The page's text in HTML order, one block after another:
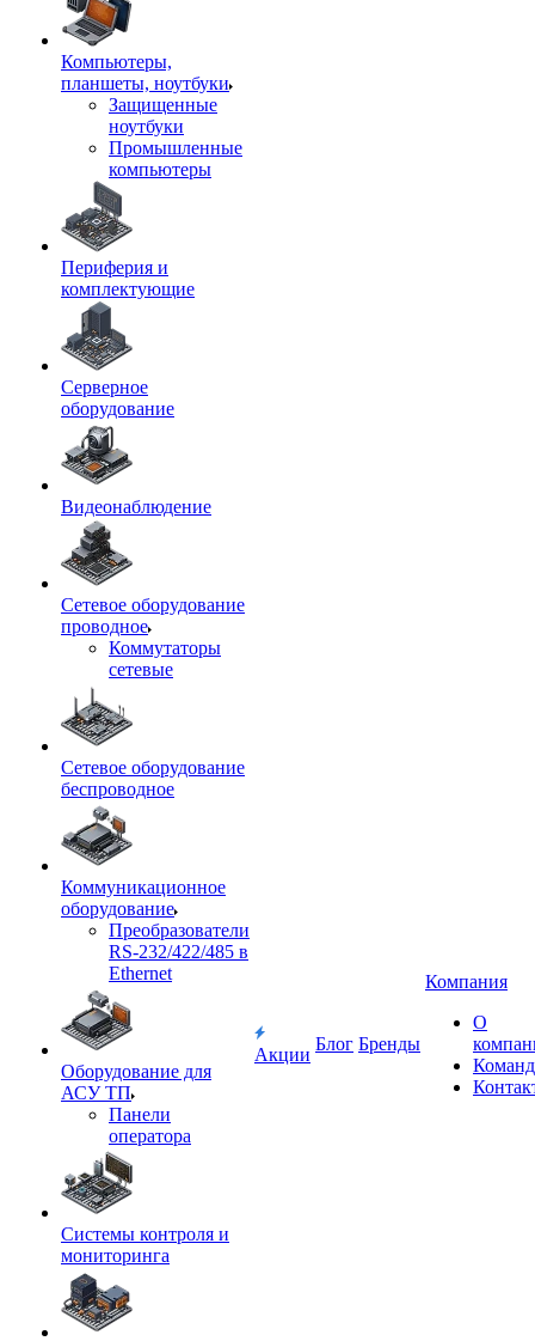
Компьютеры,
планшеты, ноутбуки
Защищенные
ноутбуки
Промышленные
компьютеры
Периферия и
комплектующие
Серверное
оборудование
Видеонаблюдение
Сетевое оборудование
проводное
Коммутаторы
сетевые
Сетевое оборудование
беспроводное
Коммуникационное
оборудование
Преобразователи
RS-232/422/485 в
Ethernet
Оборудование для
АСУ ТП
Панели
оператора
Системы контроля и
мониторинга
Акции
Блог Бренды
Компания
О